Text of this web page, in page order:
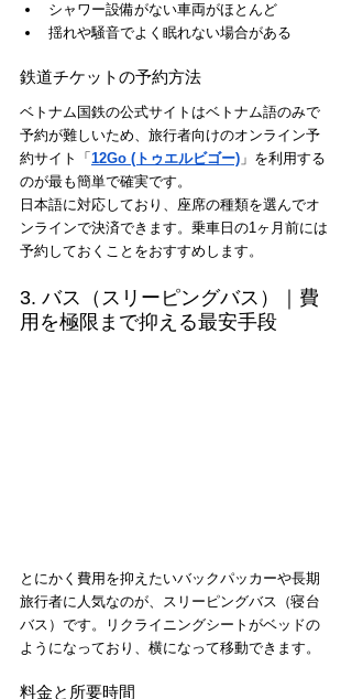
シャワー設備がない車両がほとんど
揺れや騒音でよく眠れない場合がある
鉄道チケットの予約方法
ベトナム国鉄の公式サイトはベトナム語のみで
予約が難しいため、旅行者向けのオンライン予
約サイト「 12Go (トゥエルビゴー) 」を利用する
のが最も簡単で確実です。
日本語に対応しており、座席の種類を選んでオ
ンラインで決済できます。乗車日の1ヶ月前には
予約しておくことをおすすめします。
3. バス（スリーピングバス）｜費
用を極限まで抑える最安手段
とにかく費用を抑えたいバックパッカーや長期
旅行者に人気なのが、スリーピングバス（寝台
バス）です。リクライニングシートがベッドの
ようになっており、横になって移動できます。
料金と所要時間